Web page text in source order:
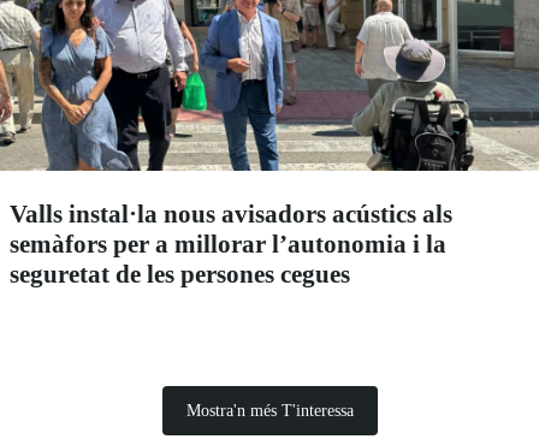
Valls instal·la nous avisadors acústics als
semàfors per a millorar l’autonomia i la
seguretat de les persones cegues
Mostra'n més T'interessa